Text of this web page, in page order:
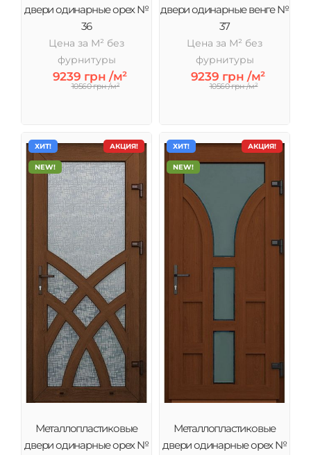
двери одинарные орех №
36
Цена за М² без
фурнитуры
9239 грн /м²
10560 грн /м²
двери одинарные венге №
37
Цена за М² без
фурнитуры
9239 грн /м²
10560 грн /м²
АКЦИЯ!
ХИТ!
NEW!
Металлопластиковые
двери одинарные орех №
АКЦИЯ!
ХИТ!
NEW!
Металлопластиковые
двери одинарные орех №